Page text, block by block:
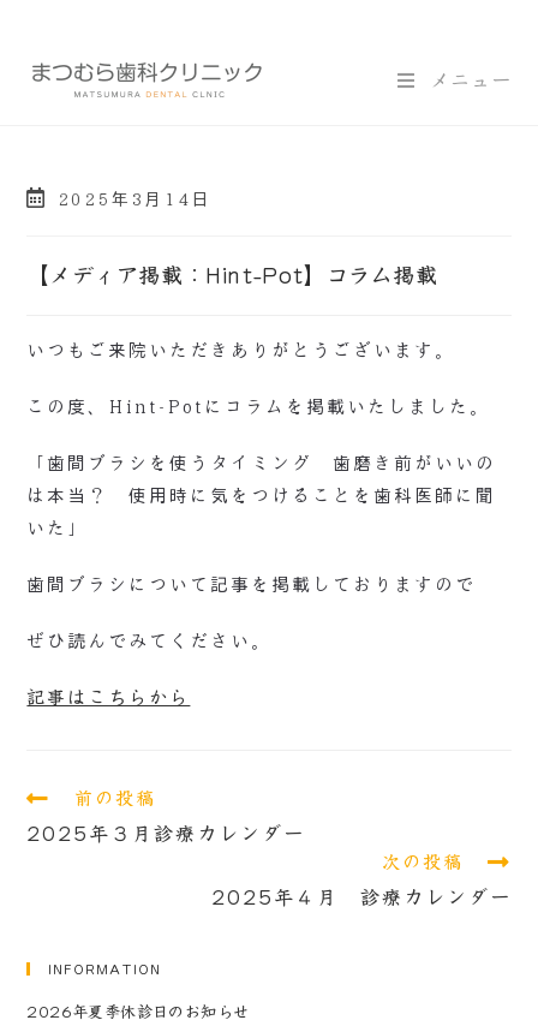
メニュー
2025年3月14日
【メディア掲載：Hint-Pot】コラム掲載
いつもご来院いただきありがとうございます。
この度、Hint-Potにコラムを掲載いたしました。
「歯間ブラシを使うタイミング 歯磨き前がいいの
は本当？ 使用時に気をつけることを歯科医師に聞
いた」
歯間ブラシについて記事を掲載しておりますので
ぜひ読んでみてください。
記事はこちらから
前の投稿
2025年３月診療カレンダー
次の投稿
2025年４月 診療カレンダー
INFORMATION
2026年夏季休診日のお知らせ